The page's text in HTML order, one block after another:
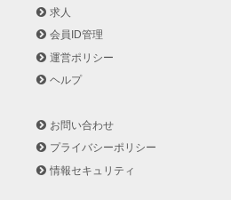
求人
会員ID管理
運営ポリシー
ヘルプ
お問い合わせ
プライバシーポリシー
情報セキュリティ